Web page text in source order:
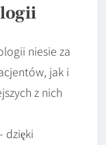
niesie za
jak i
z nich
dzięki